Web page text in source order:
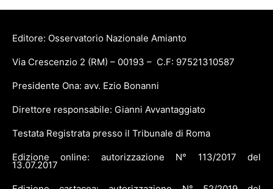
Editore: Osservatorio Nazionale Amianto
Via Crescenzio 2 (RM) – 00193 – C.F: 97521310587
Presidente Ona: avv. Ezio Bonanni
Direttore responsabile: Gianni Avvantaggiato
Testata Registrata presso il Tribunale di Roma
Edizione online: autorizzazione N° 113/2017 del
13.07.2017